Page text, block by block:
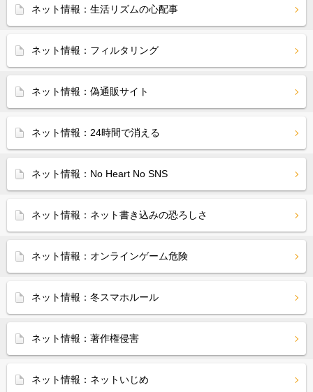
ネット情報：生活リズムの心配事
ネット情報：フィルタリング
ネット情報：偽通販サイト
ネット情報：24時間で消える
ネット情報：No Heart No SNS
ネット情報：ネット書き込みの恐ろしさ
ネット情報：オンラインゲーム危険
ネット情報：冬スマホルール
ネット情報：著作権侵害
ネット情報：ネットいじめ